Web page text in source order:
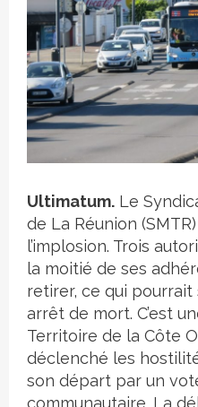
Crédit photo
Ultimatum. Le
de La Réunion
l’implosion. Trois
la moitié de ses
retirer, ce qui pourrait
arrêt de mort. C’est
Territoire de la Côte
déclenché les
son départ par un
communautaire. La